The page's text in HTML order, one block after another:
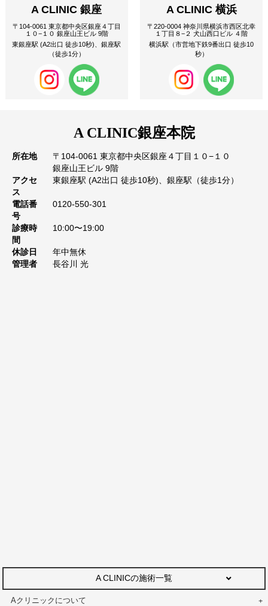
A CLINIC 銀座
〒104-0061 東京都中央区銀座４丁目
１０−１０ 銀座山王ビル 9階
東銀座駅 (A2出口 徒歩10秒)、銀座駅
（徒歩1分）
A CLINIC 横浜
〒220-0004 神奈川県横浜市西区北幸
１丁目８−２ 犬山西口ビル ４階
横浜駅（市営地下鉄9番出口 徒歩10
秒）
A CLINIC銀座本院
所在地
〒104-0061 東京都中央区銀座４丁目１０−１０
銀座山王ビル 9階
アクセ
ス
東銀座駅 (A2出口 徒歩10秒)、銀座駅（徒歩1分）
電話番
号
0120-550-301
診療時
間
10:00〜19:00
休診日
年中無休
管理者
長谷川 光
A CLINICの施術一覧
Aクリニックについて